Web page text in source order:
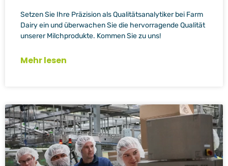
Setzen Sie Ihre Präzision als Qualitätsanalytiker bei Farm
Dairy ein und überwachen Sie die hervorragende Qualität
unserer Milchprodukte. Kommen Sie zu uns!
Mehr lesen